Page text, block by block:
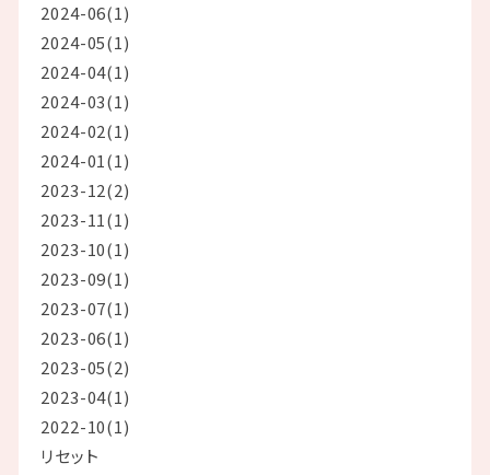
2024-06(1)
2024-05(1)
2024-04(1)
2024-03(1)
2024-02(1)
2024-01(1)
2023-12(2)
2023-11(1)
2023-10(1)
2023-09(1)
2023-07(1)
2023-06(1)
2023-05(2)
2023-04(1)
2022-10(1)
リセット